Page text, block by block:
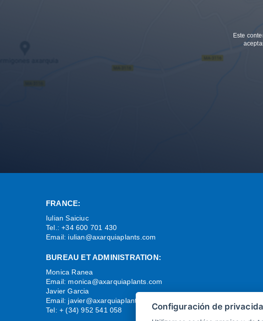
Este
FRANCE:
Iulian Saiciuc
Tel.: +34 600 701 430
Email: iulian@axarquiaplants.com
BUREAU ET ADMINISTRATION:
Monica Ranea
Email: monica@axarquiaplants.com
Javier Garcia
Email: javier@axarquiaplants.com
Tel: + (34) 952 541 058
Configuración de